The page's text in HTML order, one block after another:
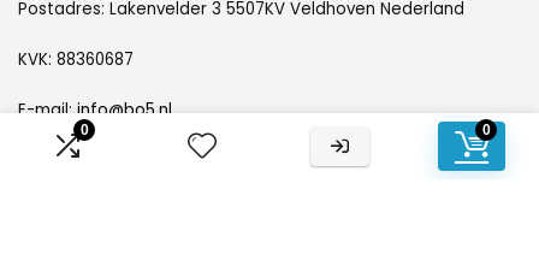
0 0
Postadres: Lakenvelder 3 5507KV Veldhoven Nederland
KVK: 88360687
E-mail:info@bo5.nl